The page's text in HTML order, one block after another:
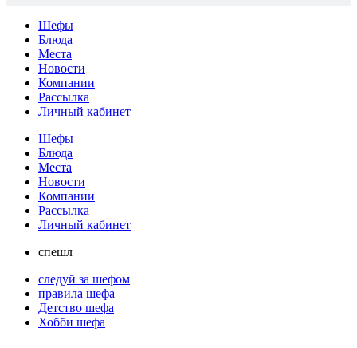
Шефы
Блюда
Места
Новости
Компании
Рассылка
Личный кабинет
Шефы
Блюда
Места
Новости
Компании
Рассылка
Личный кабинет
спешл
следуй за шефом
правила шефа
Детство шефа
Хобби шефа